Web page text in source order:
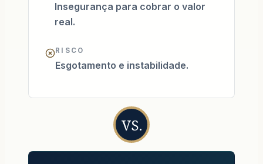
Insegurança para cobrar o valor
real.
RISCO
Esgotamento e instabilidade.
VS.